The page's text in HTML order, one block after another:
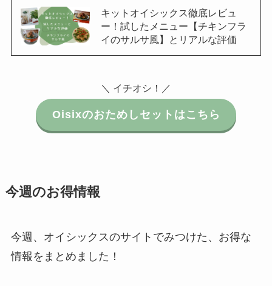
キットオイシックス徹底レビュ
ー！試したメニュー【チキンフラ
イのサルサ風】とリアルな評価
＼ イチオシ！／
Oisixのおためしセットはこちら
今週のお得情報
今週、オイシックスのサイトでみつけた、お得な
情報をまとめました！